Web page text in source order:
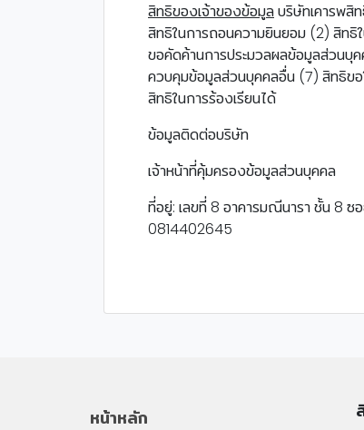
สิทธิของเจ้าของข้อมูลบริษัทเคารพสิ
สิทธิในการถอนความยินยอม (2) สิทธิ
ขอคัดค้านการประมวลผลข้อมูลส่วนบุ
ควบคุมข้อมูลส่วนบุคคลอื่น (7) สิทธิขอ
สิทธิในการร้องเรียนได้
ข้อมูลติดต่อบริษัท
เจ้าหน้าที่คุ้มครองข้อมูลส่วนบุคคล
ที่อยู่: เลขที่ 8 อาคารมณีนารา ชั้น 8 ซ
0814402645
หน้าหลัก